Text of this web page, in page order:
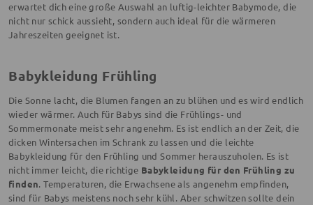
erwartet dich eine große Auswahl an luftig-leichter Babymode, die
nicht nur schick aussieht, sondern auch ideal für die wärmeren
Jahreszeiten geeignet ist.
Babykleidung Frühling
Die Sonne lacht, die Blumen fangen an zu blühen und es wird endlich
wieder wärmer. Auch für Babys sind die Frühlings- und
Sommermonate meist sehr angenehm. Es ist endlich an der Zeit, die
dicken Wintersachen im Schrank zu lassen und die leichte
Babykleidung für den Frühling und Sommer herauszuholen. Es ist
nicht immer leicht, die richtige Babykleidung für den Frühling zu
finden. Temperaturen, die Erwachsene als angenehm empfinden,
sind für Babys meistens noch sehr kühl. Aber schwitzen sollte dein